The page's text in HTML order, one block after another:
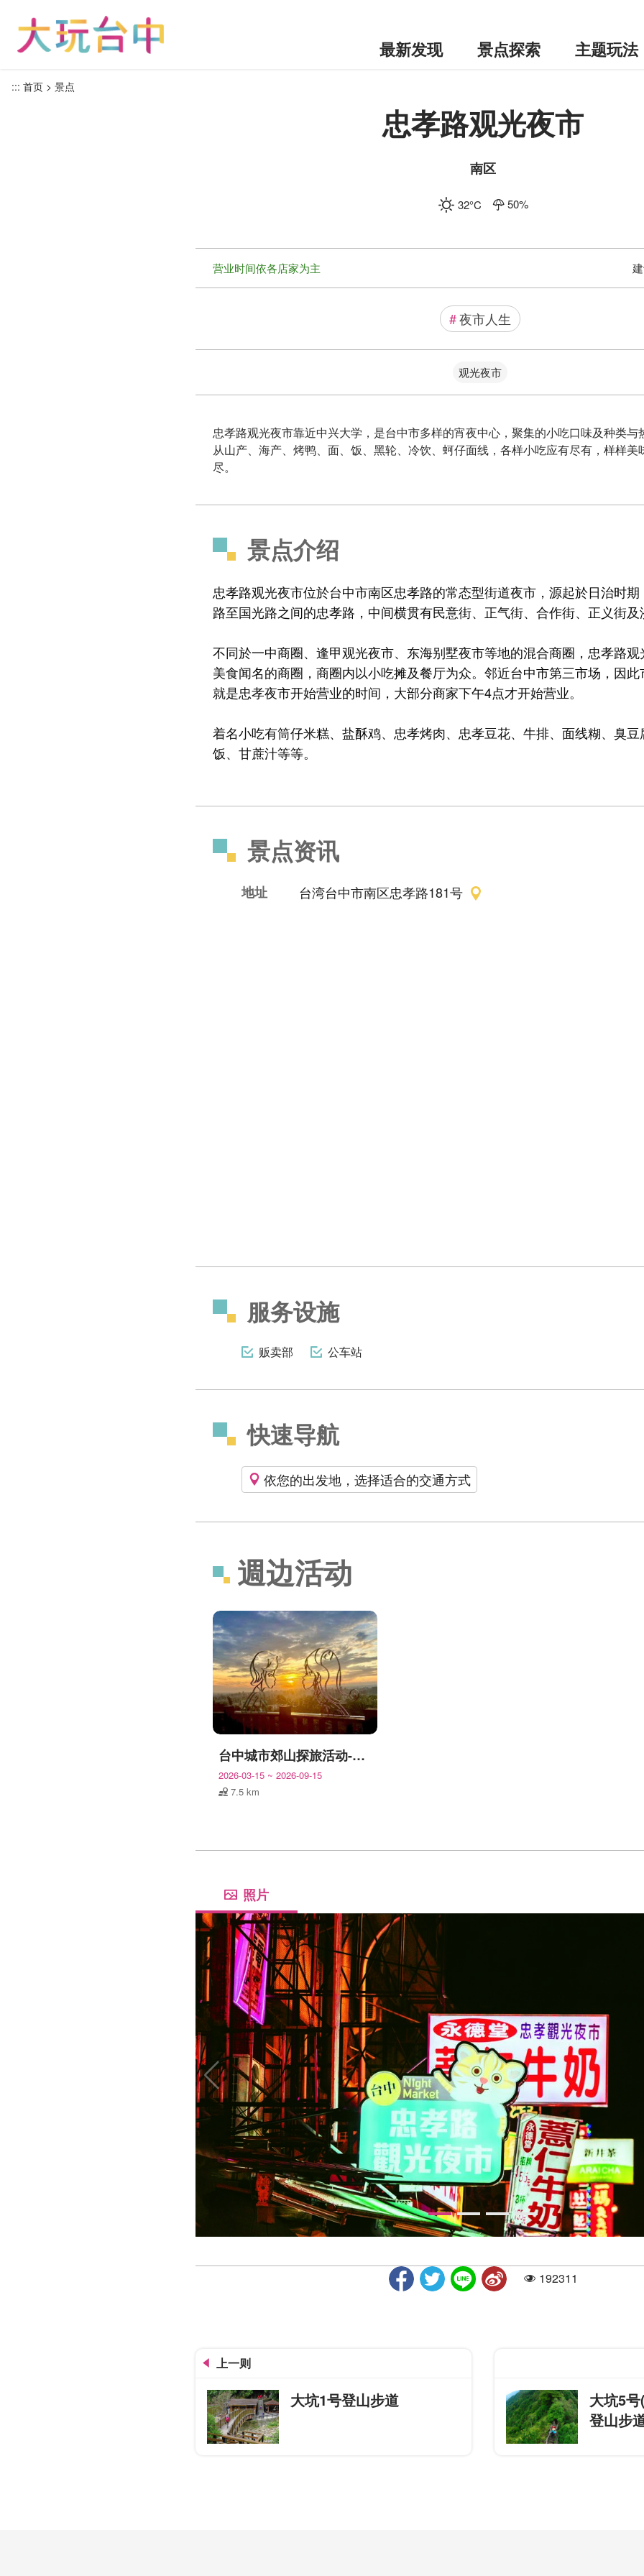
最新发现 景点探索 主题玩法
::: 首页 景点
忠孝路观光夜市
南区
32°C 50%
营业时间依各店家为主
#夜市人生
观光夜市
忠孝路观光夜市靠近中兴大学，是台中市多样的宵夜中心，聚集的小吃口味及种类与
从山产、海产、烤鸭、面、饭、黑轮、冷饮、蚵仔面线，各样小吃应有尽有，样样美
尽。
景点介绍
忠孝路观光夜市位於台中市南区忠孝路的常态型街道夜市，源起於日治时
路至国光路之间的忠孝路，中间横贯有民意街、正气街、合作街、正义街
不同於一中商圈、逢甲观光夜市、东海别墅夜市等地的混合商圈，忠孝路
美食闻名的商圈，商圈内以小吃摊及餐厅为众。邻近台中市第三市场，因
就是忠孝夜市开始营业的时间，大部分商家下午4点才开始营业。
着名小吃有筒仔米糕、盐酥鸡、忠孝烤肉、忠孝豆花、牛排、面线糊、臭
饭、甘蔗汁等等。
景点资讯
地址 台湾台中市南区忠孝路181号‎
服务设施
贩卖部 公车站
快速导航
依您的出发地，选择适合的交通方式
週边活动
台中城市郊山探旅活动-我是登山王
2026-03-15 ~ 2026-09-15
7.5 km
照片
人气192311
上一则
大坑1号登山步道
大坑5
登山步